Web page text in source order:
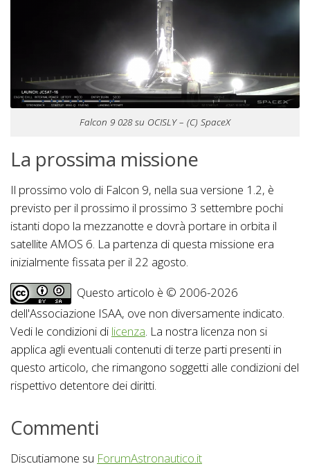
Falcon 9 028 su OCISLY – (C) SpaceX
La prossima missione
Il prossimo volo di Falcon 9, nella sua versione 1.2, è
previsto per il prossimo il prossimo 3 settembre pochi
istanti dopo la mezzanotte e dovrà portare in orbita il
satellite AMOS 6. La partenza di questa missione era
inizialmente fissata per il 22 agosto.
Questo articolo è © 2006-2026
dell'Associazione ISAA, ove non diversamente indicato.
Vedi le condizioni di licenza. La nostra licenza non si
applica agli eventuali contenuti di terze parti presenti in
questo articolo, che rimangono soggetti alle condizioni del
rispettivo detentore dei diritti.
Commenti
Discutiamone su ForumAstronautico.it